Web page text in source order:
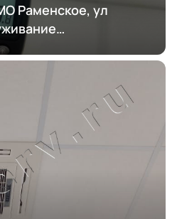
Раменское, ул